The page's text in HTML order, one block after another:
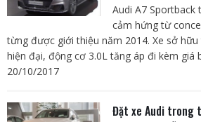
Audi A7
cảm hứng từ
từng được giới thiệu năm 2014. Xe sở
hiện đại, động cơ 3.0L tăng áp đi kèm giá
20/10/2017
Đặt xe Audi trong